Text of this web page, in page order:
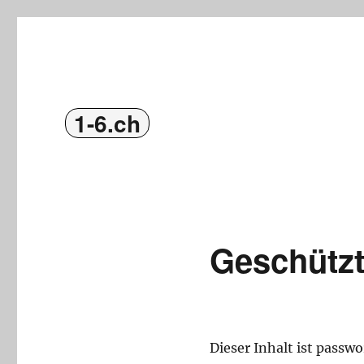
1-6.ch
Dieser Inhalt ist